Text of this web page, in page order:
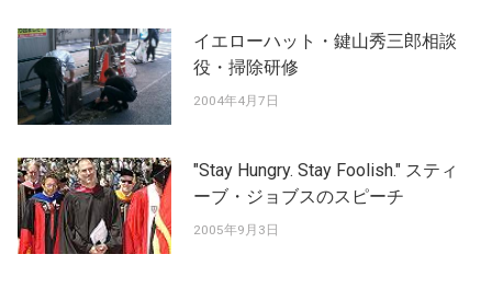
イエローハット・鍵山秀三郎相談
役・掃除研修
2004年4月7日
"Stay Hungry. Stay Foolish." スティ
ーブ・ジョブスのスピーチ
2005年9月3日